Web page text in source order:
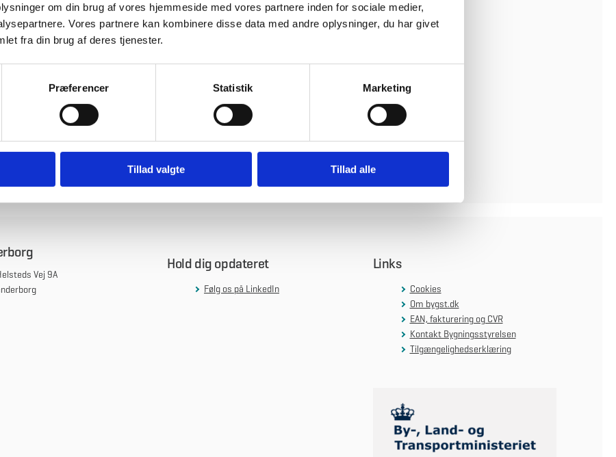
om din brug af vores hjemmeside med vores partnere inden for sociale medier,
Vores partnere kan kombinere disse data med andre oplysninger, du har givet
fra din brug af deres tjenester.
Præferencer Statistik Marketing
Tillad valgte Tillad alle
er serviceansvarlig og lign. i din institution, har vi her
relevant information. Vi lægger løbende mere
Henvendelsestype og kontaktkanal
Vej 9A
Hold dig opdateret
Følg os på LinkedIn
Links
Cookies
Om bygst.dk
EAN, fakturering og CVR
Kontakt Bygningsstyrelsen
Tilgængelighedserklæring